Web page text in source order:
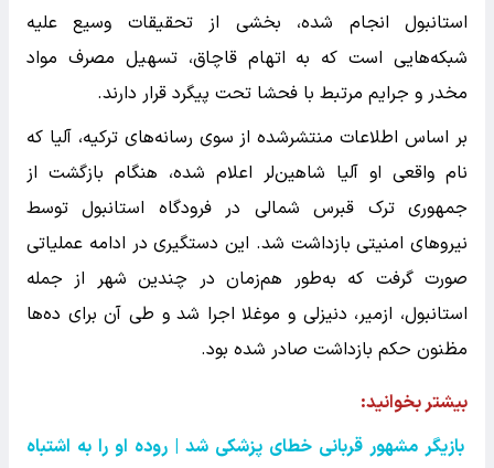
استانبول انجام شده، بخشی از تحقیقات وسیع علیه
شبکه‌هایی است که به اتهام قاچاق، تسهیل مصرف مواد
مخدر و جرایم مرتبط با فحشا تحت پیگرد قرار دارند.
بر اساس اطلاعات منتشرشده از سوی رسانه‌های ترکیه، آلیا که
نام واقعی او آلیا شاهین‌لر اعلام شده، هنگام بازگشت از
جمهوری ترک قبرس شمالی در فرودگاه استانبول توسط
نیروهای امنیتی بازداشت شد. این دستگیری در ادامه عملیاتی
صورت گرفت که به‌طور هم‌زمان در چندین شهر از جمله
استانبول، ازمیر، دنیزلی و موغلا اجرا شد و طی آن برای ده‌ها
مظنون حکم بازداشت صادر شده بود.
بیشتر بخوانید:
بازیگر مشهور قربانی خطای پزشکی شد | روده او را به اشتباه